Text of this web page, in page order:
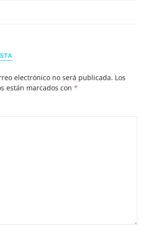
electrónico no será publicada. Los
están marcados con *